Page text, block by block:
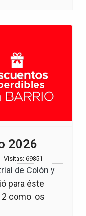
2026
Visitas: 69851
de Colón y
para éste
como los